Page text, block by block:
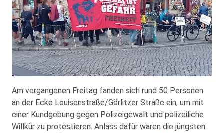
Am vergangenen Freitag fanden sich rund 50 Personen
an der Ecke Louisenstraße/Görlitzer Straße ein, um mit
einer Kundgebung gegen Polizeigewalt und polizeiliche
Willkür zu protestieren. Anlass dafür waren die jüngsten